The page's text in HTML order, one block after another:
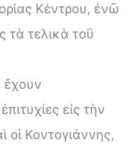
Κέντρου, ἐνῶ
τὰ τελικὰ τοΰ
εἰς τὴν
οἱ Κοντογιάννης,